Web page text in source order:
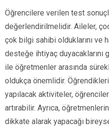
Öğrencilere verilen test
değerlendirilmelidir. Aileler,
çok bilgi sahibi olduklarını ve
desteğe ihtiyaç duyacaklarını
ile öğretmenler arasında
oldukça önemlidir.
yapılacak aktiviteler,
artırabilir. Ayrıca,
dikkate alarak yapacağı